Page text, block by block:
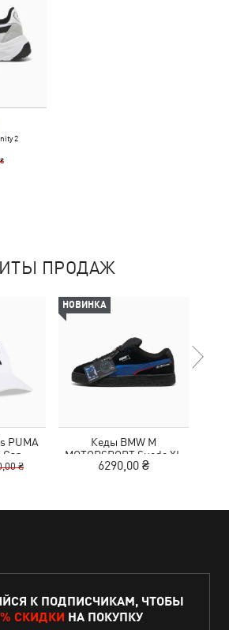
2
ПРОДАЖ
PUMA
₴
НОВИНКА
Кеды BMW M
MOTORSPORT Suede XL
Sneakers Unisex
6290,00 ₴
К ПОДПИСЧИКАМ, ЧТОБЫ
СКИДКИ НА ПОКУПКУ